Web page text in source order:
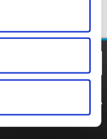
POLITYKA